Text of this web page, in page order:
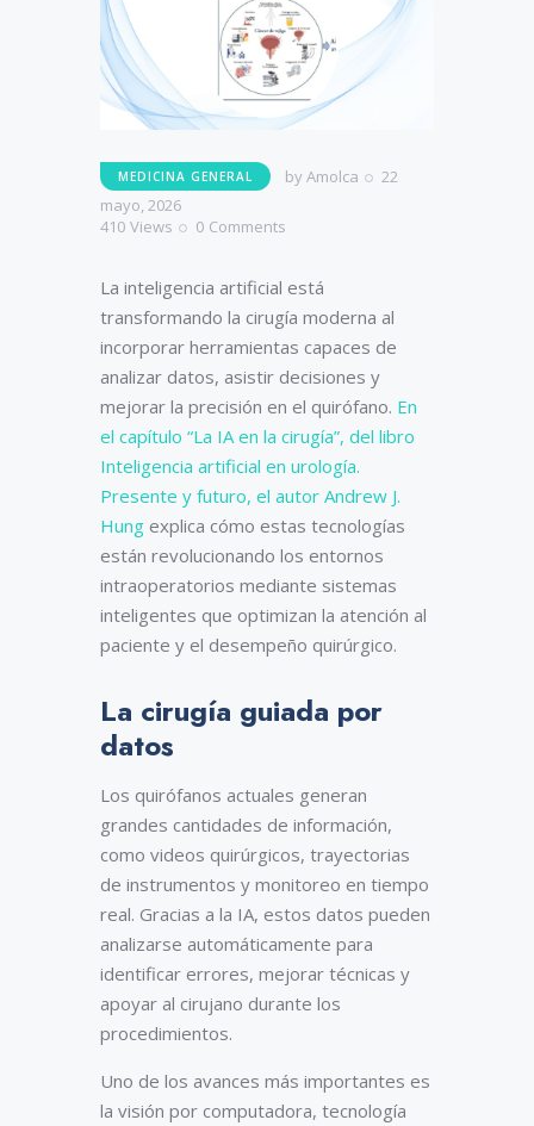
MEDICINA GENERAL byAmolca
22
mayo, 2026
410 Views 0 Comments
La inteligencia artificial está
transformando la cirugía moderna al
incorporar herramientas capaces de
analizar datos, asistir decisiones y
mejorar la precisión en el quirófano. En
el capítulo “La IA en la cirugía”, del libro
Inteligencia artificial en urología.
Presente y futuro, el autor Andrew J.
Hung explica cómo estas tecnologías
están revolucionando los entornos
intraoperatorios mediante sistemas
inteligentes que optimizan la atención al
paciente y el desempeño quirúrgico.
La cirugía guiada por
datos
Los quirófanos actuales generan
grandes cantidades de información,
como videos quirúrgicos, trayectorias
de instrumentos y monitoreo en tiempo
real. Gracias a la IA, estos datos pueden
analizarse automáticamente para
identificar errores, mejorar técnicas y
apoyar al cirujano durante los
procedimientos.
Uno de los avances más importantes es
la visión por computadora, tecnología